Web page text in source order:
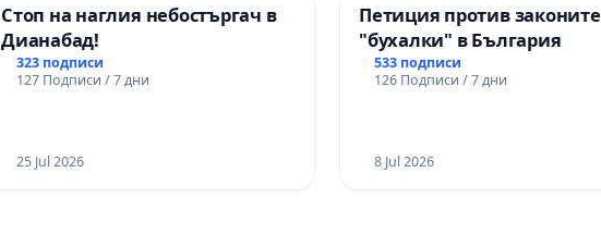
Стоп на наглия небостъргач в
Дианабад!
323 подписи
127 Подписи / 7 дни
25 Jul 2026
Петиция против законите
"бухалки" в България
533 подписи
126 Подписи / 7 дни
8 Jul 2026